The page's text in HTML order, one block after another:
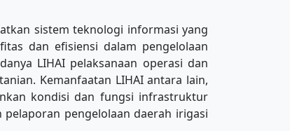
sistem teknologi informasi yang
dan efisiensi dalam pengelolaan
LIHAI pelaksanaan operasi dan
Kemanfaatan LIHAI antara lain,
kondisi dan fungsi infrastruktur
pengelolaan daerah irigasi